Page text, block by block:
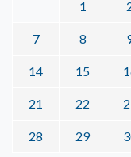
1
7 8
14 15
21 22
28 29